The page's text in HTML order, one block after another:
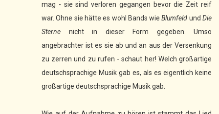
mag - sie sind verloren gegangen bevor die Zeit reif
war. Ohne sie hätte es wohl Bands wieBlumfeld undDie
Sterne nicht in dieser Form gegeben. Umso
angebrachter ist es sie ab und an aus der Versenkung
zu zerren und zu rufen - schaut her! Welch großartige
deutschsprachige Musik gab es, als es eigentlich keine
großartige deutschsprachige Musik gab.